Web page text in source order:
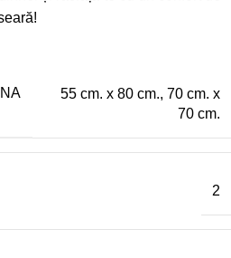
55 cm. x 80 cm., 70 cm. x
70 cm.
2